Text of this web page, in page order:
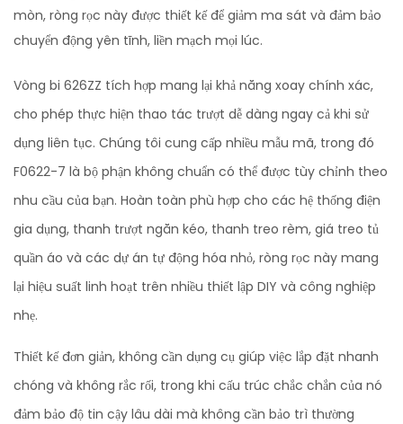
mòn, ròng rọc này được thiết kế để giảm ma sát và đảm bảo
chuyển động yên tĩnh, liền mạch mọi lúc.
Vòng bi 626ZZ tích hợp mang lại khả năng xoay chính xác,
cho phép thực hiện thao tác trượt dễ dàng ngay cả khi sử
dụng liên tục. Chúng tôi cung cấp nhiều mẫu mã, trong đó
F0622-7 là bộ phận không chuẩn có thể được tùy chỉnh theo
nhu cầu của bạn. Hoàn toàn phù hợp cho các hệ thống điện
gia dụng, thanh trượt ngăn kéo, thanh treo rèm, giá treo tủ
quần áo và các dự án tự động hóa nhỏ, ròng rọc này mang
lại hiệu suất linh hoạt trên nhiều thiết lập DIY và công nghiệp
nhẹ.
Thiết kế đơn giản, không cần dụng cụ giúp việc lắp đặt nhanh
chóng và không rắc rối, trong khi cấu trúc chắc chắn của nó
đảm bảo độ tin cậy lâu dài mà không cần bảo trì thường